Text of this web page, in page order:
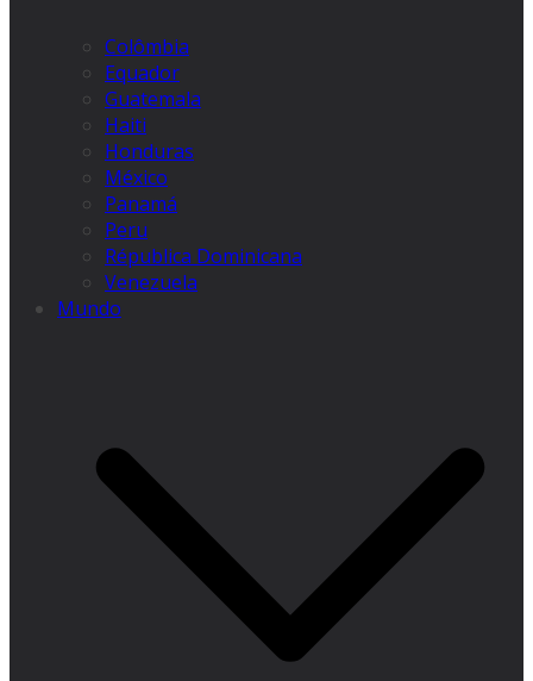
Colômbia
Equador
Guatemala
Haiti
Honduras
México
Panamá
Peru
Républica Dominicana
Venezuela
Mundo